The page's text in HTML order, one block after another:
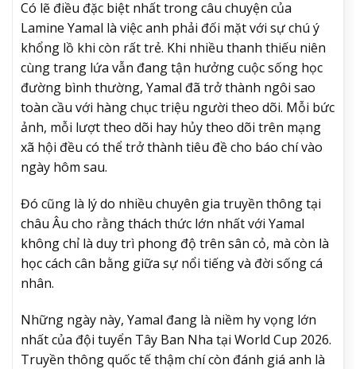
Có lẽ điều đặc biệt nhất trong câu chuyện của
Lamine Yamal là việc anh phải đối mặt với sự chú ý
khổng lồ khi còn rất trẻ. Khi nhiều thanh thiếu niên
cùng trang lứa vẫn đang tận hưởng cuộc sống học
đường bình thường, Yamal đã trở thành ngôi sao
toàn cầu với hàng chục triệu người theo dõi. Mỗi bức
ảnh, mỗi lượt theo dõi hay hủy theo dõi trên mạng
xã hội đều có thể trở thành tiêu đề cho báo chí vào
ngày hôm sau.
Đó cũng là lý do nhiều chuyên gia truyền thông tại
châu Âu cho rằng thách thức lớn nhất với Yamal
không chỉ là duy trì phong độ trên sân cỏ, mà còn là
học cách cân bằng giữa sự nổi tiếng và đời sống cá
nhân.
Những ngày này, Yamal đang là niềm hy vọng lớn
nhất của đội tuyển Tây Ban Nha tại World Cup 2026.
Truyền thông quốc tế thậm chí còn đánh giá anh là